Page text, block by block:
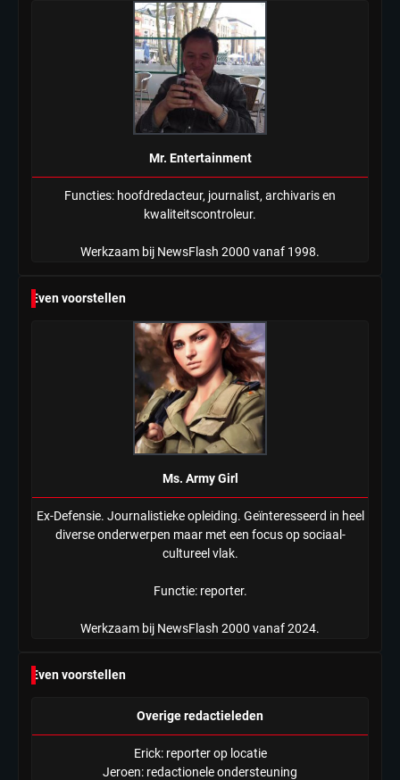
Mr. Entertainment
Functies: hoofdredacteur, journalist, archivaris en
kwaliteitscontroleur.
Werkzaam bij NewsFlash 2000 vanaf 1998.
Even voorstellen
Ms. Army Girl
Ex-Defensie. Journalistieke opleiding. Geïnteresseerd in heel
diverse onderwerpen maar met een focus op sociaal-
cultureel vlak.
Functie: reporter.
Werkzaam bij NewsFlash 2000 vanaf 2024.
Even voorstellen
Overige redactieleden
Erick: reporter op locatie
Jeroen: redactionele ondersteuning